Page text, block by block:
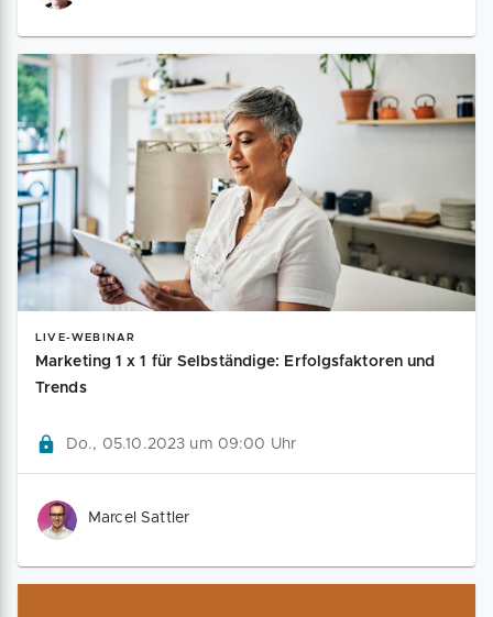
LIVE-WEBINAR
Marketing 1 x 1 für Selbständige: Erfolgsfaktoren und
Trends
Do., 05.10.2023 um 09:00 Uhr
Marcel Sattler